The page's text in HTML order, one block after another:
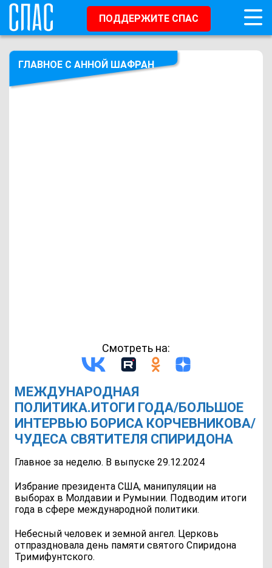
ПОДДЕРЖИТЕ СПАС
ГЛАВНОЕ С АННОЙ ШАФРАН
Смотреть на:
МЕЖДУНАРОДНАЯ
ПОЛИТИКА.ИТОГИ ГОДА/БОЛЬШОЕ
ИНТЕРВЬЮ БОРИСА КОРЧЕВНИКОВА/
ЧУДЕСА СВЯТИТЕЛЯ СПИРИДОНА
Главное за неделю. В выпуске 29.12.2024
Избрание президента США, манипуляции на
выборах в Молдавии и Румынии. Подводим итоги
года в сфере международной политики.
Небесный человек и земной ангел. Церковь
отпраздновала день памяти святого Спиридона
Тримифунтского.